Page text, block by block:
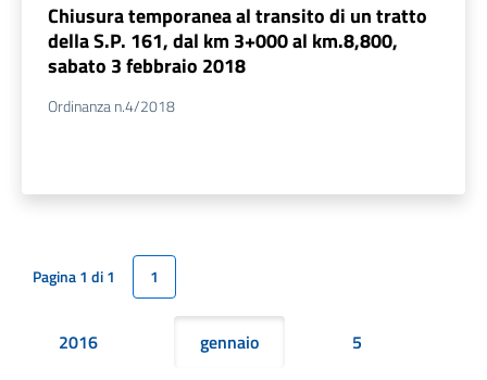
Chiusura temporanea al transito di un tratto
della S.P. 161, dal km 3+000 al km.8,800,
sabato 3 febbraio 2018
Ordinanza n.4/2018
Pagina 1 di 1 1
2016
gennaio
5